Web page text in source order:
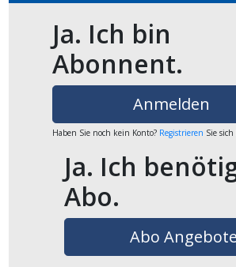
Ja. Ich bin
Abonnent.
Anmelden
Haben Sie noch kein Konto? Registrieren Sie
Ja. Ich
Abo.
Abo Angebote